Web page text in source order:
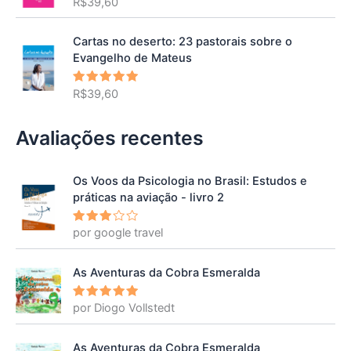
de 5
Cartas no deserto: 23 pastorais sobre o
Evangelho de Mateus
Avaliação
de 5
R$39,60
Avaliações recentes
Os Voos da Psicologia no Brasil: Estudos e
práticas na aviação - livro 2
Avalia
ção3
por google travel
As Aventuras da Cobra Esmeralda
Avaliação
5
por Diogo Vollstedt
As Aventuras da Cobra Esmeralda